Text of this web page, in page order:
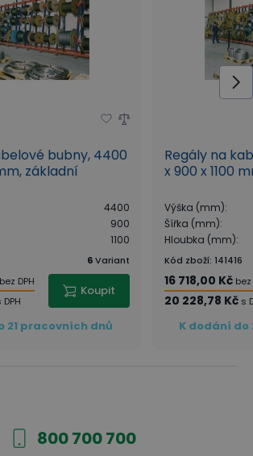
bubny, 4400
základní
4400
900
1100
6Variant
bez DPH
DPH
Koupit
21 pracovních dnů
Regály na
x 900 x 1100
Výška (mm):
Šířka (mm):
Hloubka (mm):
Kód zboží: 141416
16 718,00 Kč bez
20 228,78 Kč s
K dodání do
800 700 700